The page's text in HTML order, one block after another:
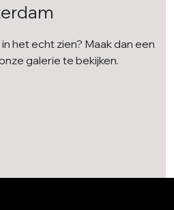
het echt zien? Maak dan een
galerie te bekijken.